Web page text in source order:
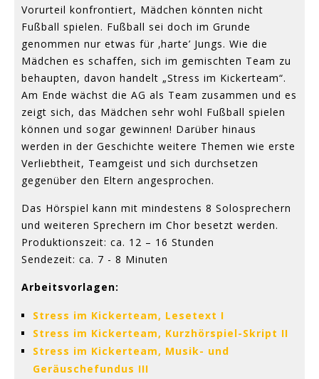
Vorurteil konfrontiert, Mädchen könnten nicht
Fußball spielen. Fußball sei doch im Grunde
genommen nur etwas für ‚harte’ Jungs. Wie die
Mädchen es schaffen, sich im gemischten Team zu
behaupten, davon handelt „Stress im Kickerteam“.
Am Ende wächst die AG als Team zusammen und es
zeigt sich, das Mädchen sehr wohl Fußball spielen
können und sogar gewinnen! Darüber hinaus
werden in der Geschichte weitere Themen wie erste
Verliebtheit, Teamgeist und sich durchsetzen
gegenüber den Eltern angesprochen.
Das Hörspiel kann mit mindestens 8 Solosprechern
und weiteren Sprechern im Chor besetzt werden.
Produktionszeit: ca. 12 – 16 Stunden
Sendezeit: ca. 7 - 8 Minuten
Arbeitsvorlagen:
Stress im Kickerteam, Lesetext I
Stress im Kickerteam, Kurzhörspiel-Skript II
Stress im Kickerteam, Musik- und
Geräuschefundus III